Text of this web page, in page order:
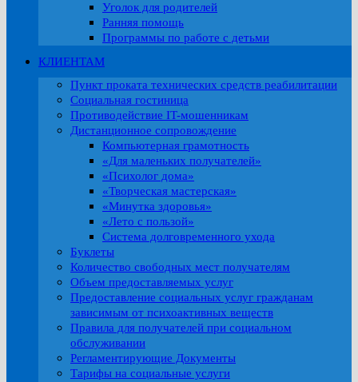
Уголок для родителей
Ранняя помощь
Программы по работе с детьми
КЛИЕНТАМ
Пункт проката технических средств реабилитации
Социальная гостиница
Противодействие IT-мошенникам
Дистанционное сопровождение
Компьютерная грамотность
«Для маленьких получателей»
«Психолог дома»
«Творческая мастерская»
«Минутка здоровья»
«Лето с пользой»
Система долговременного ухода
Буклеты
Количество свободных мест получателям
Объем предоставляемых услуг
Предоставление социальных услуг гражданам
зависимым от психоактивных веществ
Правила для получателей при социальном
обслуживании
Регламентирующие Документы
Тарифы на социальные услуги